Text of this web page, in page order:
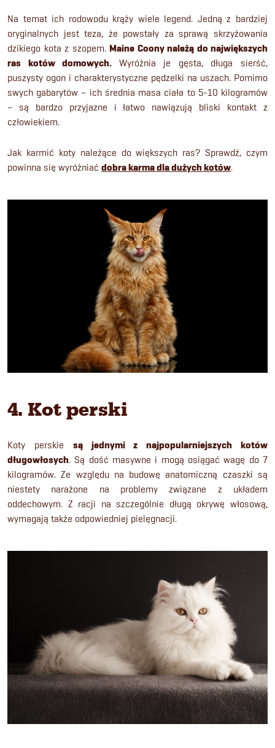
Na temat ich rodowodu krąży wiele legend. Jedną z bardziej
oryginalnych jest teza, że powstały za sprawą skrzyżowania
dzikiego kota z szopem. Maine Coony należą do największych
ras kotów domowych.
Wyróżnia je gęsta, długa sierść,
puszysty ogon i charakterystyczne pędzelki na uszach. Pomimo
swych gabarytów – ich średnia masa ciała to 5-10 kilogramów
– są bardzo przyjazne i łatwo nawiązują bliski kontakt z
człowiekiem.
Jak karmić koty należące do większych ras? Sprawdź, czym
powinna się wyróżniać dobra karma dla dużych kotów.
4. Kot perski
Koty perskie
są jednymi z najpopularniejszych kotów
długowłosych. Są dość masywne i mogą osiągać wagę do 7
kilogramów. Ze względu na budowę anatomiczną czaszki są
niestety narażone na problemy związane z układem
oddechowym. Z racji na szczególnie długą okrywę włosową,
wymagają także odpowiedniej pielęgnacji.